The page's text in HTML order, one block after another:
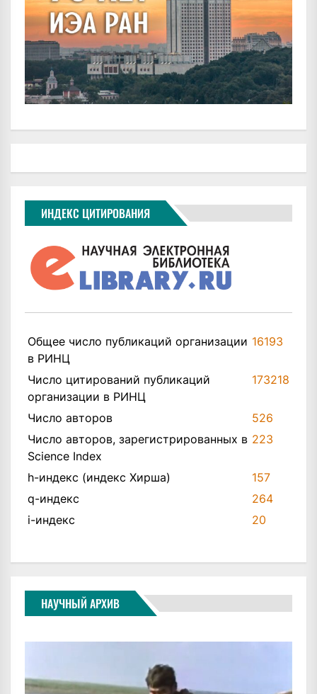
ИНДЕКС ЦИТИРОВАНИЯ
Общее число публикаций организации
в РИНЦ
16193
Число цитирований публикаций
организации в РИНЦ
173218
Число авторов
526
Число авторов, зарегистрированных в
Science Index
223
h-индекс (индекс Хирша)
157
q-индекс
264
i-индекс
20
НАУЧНЫЙ АРХИВ